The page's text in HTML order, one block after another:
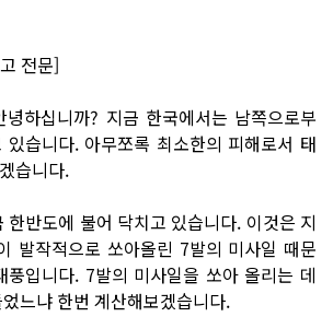
전문]
하십니까? 지금 한국에서는 남쪽으로부
습니다. 아무쪼록 최소한의 피해로서 태
습니다.
한반도에 불어 닥치고 있습니다. 이것은 지
발작적으로 쏘아올린 7발의 미사일 때문
풍입니다. 7발의 미사일을 쏘아 올리는 데
느냐 한번 계산해보겠습니다.